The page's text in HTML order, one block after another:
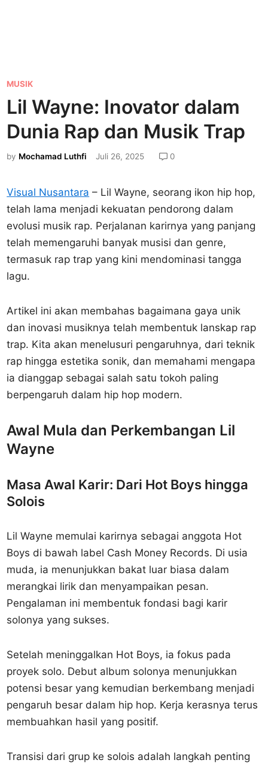
P
o
s
n
MUSIK
Lil Wayne: Inovator dalam
Dunia Rap dan Musik Trap
by Mochamad Luthfi Juli 26, 2025 0
Visual Nusantara – Lil Wayne, seorang ikon hip hop,
telah lama menjadi kekuatan pendorong dalam
evolusi musik rap. Perjalanan karirnya yang panjang
telah memengaruhi banyak musisi dan genre,
termasuk rap trap yang kini mendominasi tangga
lagu.
Artikel ini akan membahas bagaimana gaya unik
dan inovasi musiknya telah membentuk lanskap rap
trap. Kita akan menelusuri pengaruhnya, dari teknik
rap hingga estetika sonik, dan memahami mengapa
ia dianggap sebagai salah satu tokoh paling
berpengaruh dalam hip hop modern.
Awal Mula dan Perkembangan Lil
Wayne
Masa Awal Karir: Dari Hot Boys hingga
Solois
Lil Wayne memulai karirnya sebagai anggota Hot
Boys di bawah label Cash Money Records. Di usia
muda, ia menunjukkan bakat luar biasa dalam
merangkai lirik dan menyampaikan pesan.
Pengalaman ini membentuk fondasi bagi karir
solonya yang sukses.
Setelah meninggalkan Hot Boys, ia fokus pada
proyek solo. Debut album solonya menunjukkan
potensi besar yang kemudian berkembang menjadi
pengaruh besar dalam hip hop. Kerja kerasnya terus
membuahkan hasil yang positif.
Transisi dari grup ke solois adalah langkah penting